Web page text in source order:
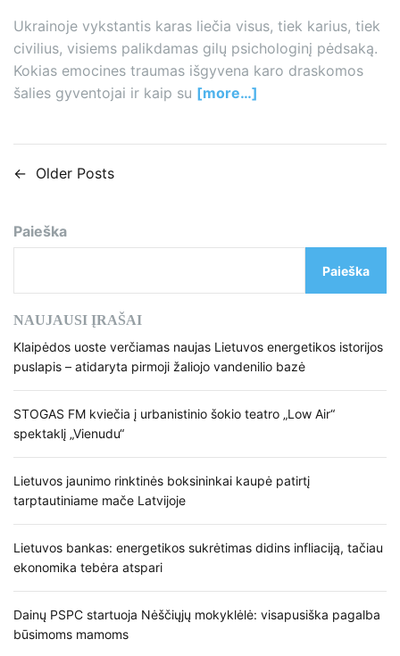
Ukrainoje vykstantis karas liečia visus, tiek karius, tiek
civilius, visiems palikdamas gilų psichologinį pėdsaką.
Kokias emocines traumas išgyvena karo draskomos
šalies gyventojai ir kaip su [more…]
N
v
g
a
c
i
a
a
r
p
← Older Posts
Paieška
Paieška
NAUJAUSI ĮRAŠAI
Klaipėdos uoste verčiamas naujas Lietuvos energetikos istorijos
puslapis – atidaryta pirmoji žaliojo vandenilio bazė
STOGAS FM kviečia į urbanistinio šokio teatro „Low Air“
spektaklį „Vienudu“
Lietuvos jaunimo rinktinės boksininkai kaupė patirtį
tarptautiniame mače Latvijoje
Lietuvos bankas: energetikos sukrėtimas didins infliaciją, tačiau
ekonomika tebėra atspari
Dainų PSPC startuoja Nėščiųjų mokyklėlė: visapusiška pagalba
būsimoms mamoms